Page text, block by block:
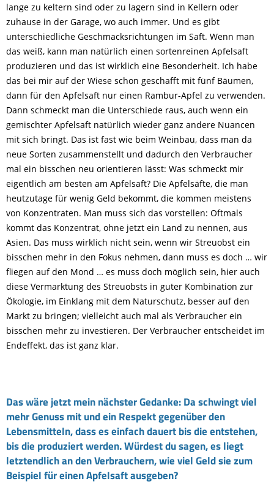
lange zu keltern sind oder zu lagern sind in Kellern oder
zuhause in der Garage, wo auch immer. Und es gibt
unterschiedliche Geschmacksrichtungen im Saft. Wenn man
das weiß, kann man natürlich einen sortenreinen Apfelsaft
produzieren und das ist wirklich eine Besonderheit. Ich habe
das bei mir auf der Wiese schon geschafft mit fünf Bäumen,
dann für den Apfelsaft nur einen Rambur-Apfel zu verwenden.
Dann schmeckt man die Unterschiede raus, auch wenn ein
gemischter Apfelsaft natürlich wieder ganz andere Nuancen
mit sich bringt. Das ist fast wie beim Weinbau, dass man da
neue Sorten zusammenstellt und dadurch den Verbraucher
mal ein bisschen neu orientieren lässt: Was schmeckt mir
eigentlich am besten am Apfelsaft? Die Apfelsäfte, die man
heutzutage für wenig Geld bekommt, die kommen meistens
von Konzentraten. Man muss sich das vorstellen: Oftmals
kommt das Konzentrat, ohne jetzt ein Land zu nennen, aus
Asien. Das muss wirklich nicht sein, wenn wir Streuobst ein
bisschen mehr in den Fokus nehmen, dann muss es doch … wir
fliegen auf den Mond … es muss doch möglich sein, hier auch
diese Vermarktung des Streuobsts in guter Kombination zur
Ökologie, im Einklang mit dem Naturschutz, besser auf den
Markt zu bringen; vielleicht auch mal als Verbraucher ein
bisschen mehr zu investieren. Der Verbraucher entscheidet im
Endeffekt, das ist ganz klar.
Das wäre jetzt mein nächster Gedanke: Da schwingt viel
mehr Genuss mit und ein Respekt gegenüber den
Lebensmitteln, dass es einfach dauert bis die entstehen,
bis die produziert werden. Würdest du sagen, es liegt
letztendlich an den Verbrauchern, wie viel Geld sie zum
Beispiel für einen Apfelsaft ausgeben?